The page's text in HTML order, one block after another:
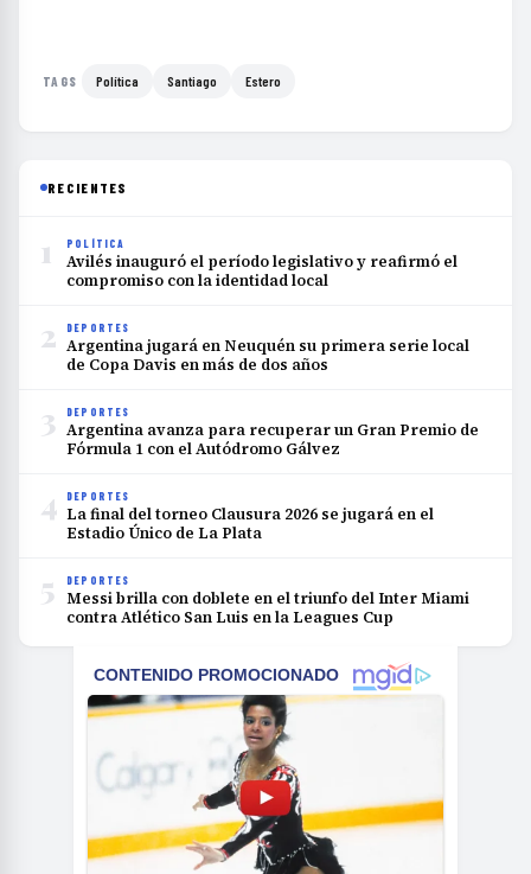
TAGS Política Santiago Estero
RECIENTES
1 POLÍTICA
Avilés inauguró el período legislativo y reafirmó el
compromiso con la identidad local
2 DEPORTES
Argentina jugará en Neuquén su primera serie local
de Copa Davis en más de dos años
3 DEPORTES
Argentina avanza para recuperar un Gran Premio de
Fórmula 1 con el Autódromo Gálvez
4 DEPORTES
La final del torneo Clausura 2026 se jugará en el
Estadio Único de La Plata
5 DEPORTES
Messi brilla con doblete en el triunfo del Inter Miami
contra Atlético San Luis en la Leagues Cup